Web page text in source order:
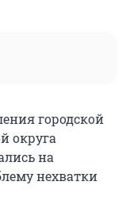
городской
округа
на
нехватки